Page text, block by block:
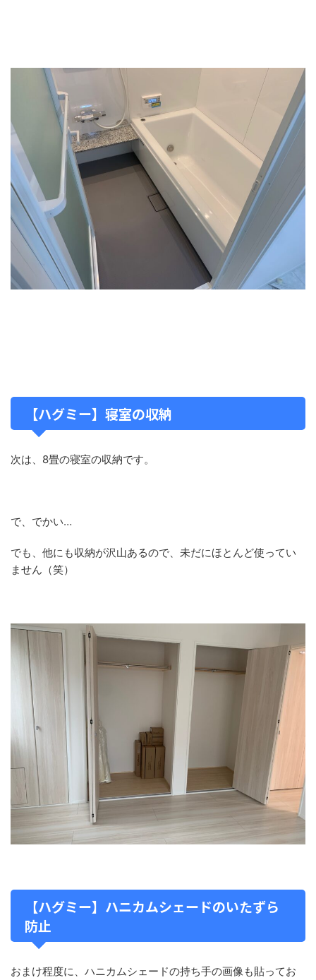
【ハグミー】寝室の収納
次は、8畳の寝室の収納です。
で、でかい…
でも、他にも収納が沢山あるので、未だにほとんど使ってい
ません（笑）
【ハグミー】ハニカムシェードのいたずら
防止
おまけ程度に、ハニカムシェードの持ち手の画像も貼ってお